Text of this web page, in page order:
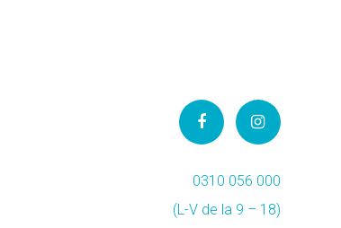
0310 056 000
(L-V de la 9 – 18)